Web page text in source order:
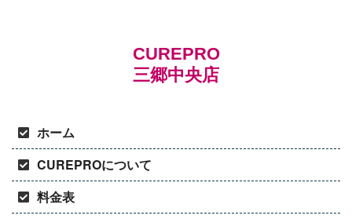
CUREPRO
三郷中央店
ホーム
CUREPROについて
料金表